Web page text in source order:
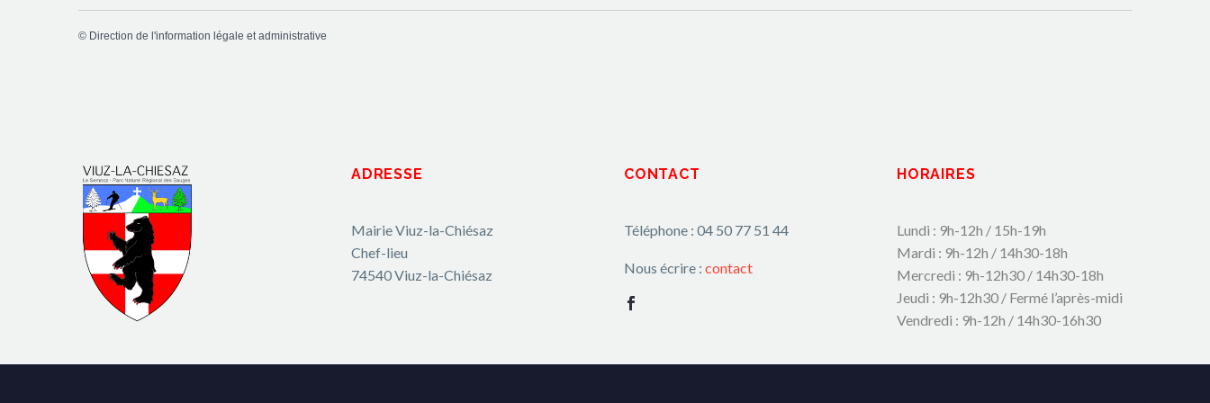
© Direction de l'information légale et administrative
ADRESSE
Mairie Viuz-la-Chiésaz
Chef-lieu
74540 Viuz-la-Chiésaz
CONTACT
Téléphone : 04 50 77 51 44
Nous écrire : contact
HORAIRES
Lundi : 9h-12h / 15h-19h
Mardi : 9h-12h / 14h30-18h
Mercredi : 9h-12h30 / 14h30-18h
Jeudi : 9h-12h30 / Fermé l’après-midi
Vendredi : 9h-12h / 14h30-16h30